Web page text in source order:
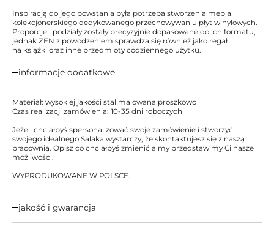
Inspiracją do jego powstania była potrzeba stworzenia mebla
kolekcjonerskiego dedykowanego przechowywaniu płyt winylowych.
Proporcje i podziały zostały precyzyjnie dopasowane do ich formatu,
jednak ZEN z powodzeniem sprawdza się również jako regał
na książki oraz inne przedmioty codziennego użytku.
informacje dodatkowe
Materiał: wysokiej jakości stal malowana proszkowo
Czas realizacji zamówienia: 10-35 dni roboczych
Jeżeli chciałbyś spersonalizować swoje zamówienie i stworzyć
swojego idealnego Salaka wystarczy, że skontaktujesz się z naszą
pracownią. Opisz co chciałbyś zmienić a my przedstawimy Ci nasze
możliwości.
WYPRODUKOWANE W POLSCE.
jakość i gwarancja